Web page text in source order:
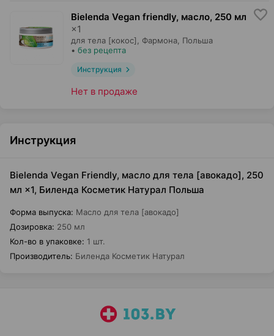
Bielenda Vegan friendly, масло, 250 мл
×1
для тела [кокос], Фармона , Польша
• без рецепта
Инструкция
Нет в продаже
Инструкция
Bielenda Vegan Friendly, масло для тела [авокадо], 250
мл ×1, Биленда Косметик Натурал Польша
Форма выпуска: Масло для тела [авокадо]
Дозировка: 250 мл
Кол-во в упаковке: 1 шт.
Производитель: Биленда Косметик Натурал